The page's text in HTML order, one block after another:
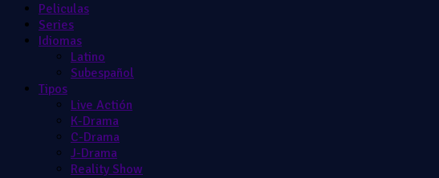
Peliculas
Series
Idiomas
Latino
Subespañol
Tipos
Live Actión
K-Drama
C-Drama
J-Drama
Reality Show